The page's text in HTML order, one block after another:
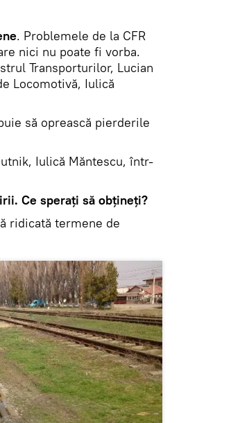
. Problemele de la CFR
nici nu poate fi vorba.
Transporturilor, Lucian
Locomotivă, Iulică
să oprească pierderile
Iulică Măntescu, într-
Ce speraţi să obţineţi?
ridicată termene de